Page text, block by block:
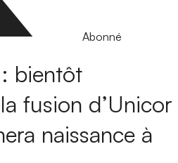
Abonné
bientôt
fusion d’Unicor
naissance à